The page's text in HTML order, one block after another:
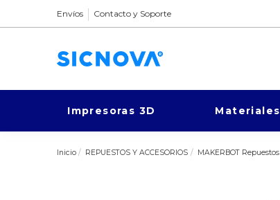
Envíos Contacto y Soporte
Impresoras 3D Materiales
Inicio REPUESTOS Y ACCESORIOS MAKERBOT Repuestos